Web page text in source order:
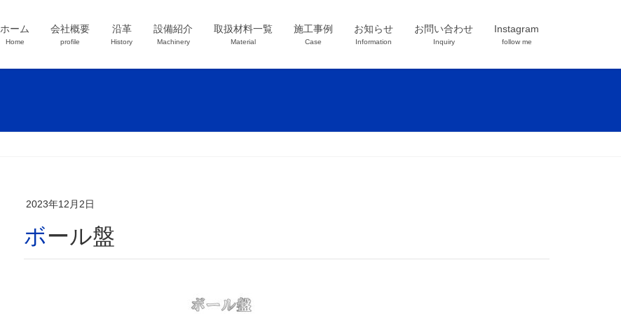
ホーム
Home
会社概要
profile
沿革
History
設備紹介
Machinery
取扱材料一覧
Material
施工事例
Case
お知らせ
Information
お問い合わせ
Inquiry
Instagram
follow me
2023年12月2日
ボール盤